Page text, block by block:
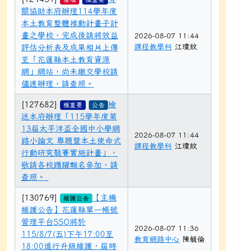
關協助本府辦理114學年度
本土教育整體推動計畫子計
畫之學校，完成後請將效益
評估分析表及成果相片上傳
至「花蓮縣本土教育資源
網」網站，尚未繳交學校請
儘速辦理，請查照。
2026-08-07 11:44
課程教學科 江瓊紋
[127682] 極重要 公告 檢
送本府辦理「115學年度第
13屆太平洋盃全國中小學網
路小論文 專題暨本土使命式
行動研究競賽實施計畫」，
敬請各校踴躍報名參加，請
查照。
2026-08-07 11:44
課程教學科 江瓊紋
[130769] 維護公告
【主機
維護公告】花蓮縣單一帳號
管理平台SSO將於
115/8/7(五)下午17:00至
18:00進行升級維護，屆時
2026-08-07 11:36
教育網路中心 陳毓倫